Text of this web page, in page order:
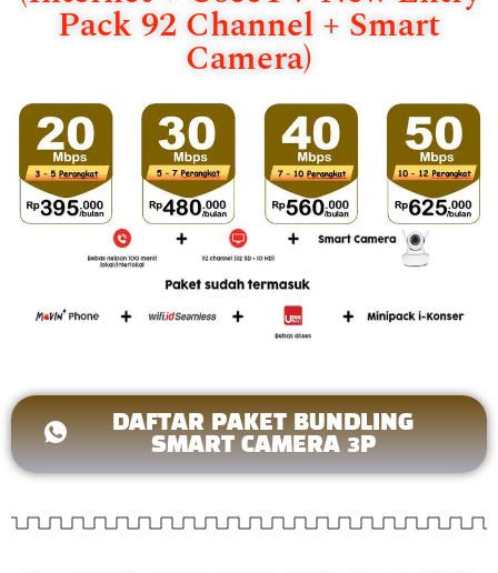
Pack 92 Channel + Smart
Camera)
DAFTAR PAKET BUNDLING
SMART CAMERA 3P